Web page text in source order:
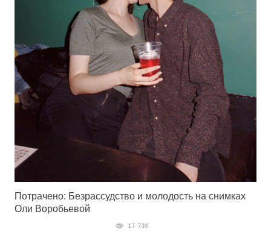
Потрачено: Безрассудство и молодость на снимках
Оли Воробьевой
17 736